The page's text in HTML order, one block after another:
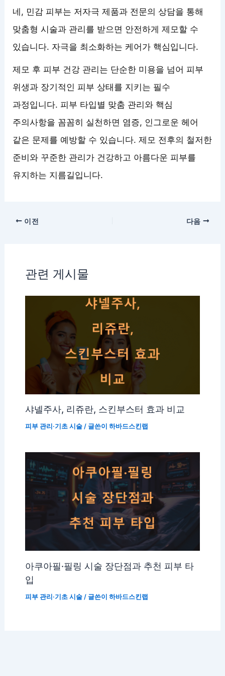
네, 민감 피부는 저자극 제품과 전문의 상담을 통해
맞춤형 시술과 관리를 받으면 안전하게 제모할 수
있습니다. 자극을 최소화하는 케어가 핵심입니다.
제모 후 피부 건강 관리는 단순한 미용을 넘어 피부
위생과 장기적인 피부 상태를 지키는 필수
과정입니다. 피부 타입별 맞춤 관리와 핵심
주의사항을 꼼꼼히 실천하면 염증, 인그로운 헤어
같은 문제를 예방할 수 있습니다. 제모 전후의 철저한
준비와 꾸준한 관리가 건강하고 아름다운 피부를
유지하는 지름길입니다.
이전 다음
관련 게시물
샤넬주사, 리쥬란, 스킨부스터 효과 비교
피부 관리·기초 시술/ 글쓴이 하바드스킨랩
아쿠아필·필링 시술 장단점과 추천 피부 타
입
피부 관리·기초 시술/ 글쓴이 하바드스킨랩